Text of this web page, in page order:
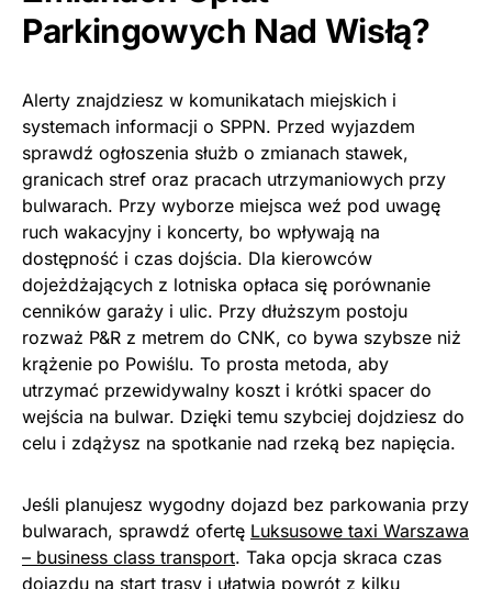
Parkingowych Nad Wisłą?
Alerty znajdziesz w komunikatach miejskich i
systemach informacji o SPPN. Przed wyjazdem
sprawdź ogłoszenia służb o zmianach stawek,
granicach stref oraz pracach utrzymaniowych przy
bulwarach. Przy wyborze miejsca weź pod uwagę
ruch wakacyjny i koncerty, bo wpływają na
dostępność i czas dojścia. Dla kierowców
dojeżdżających z lotniska opłaca się porównanie
cenników garaży i ulic. Przy dłuższym postoju
rozważ P&R z metrem do CNK, co bywa szybsze niż
krążenie po Powiślu. To prosta metoda, aby
utrzymać przewidywalny koszt i krótki spacer do
wejścia na bulwar. Dzięki temu szybciej dojdziesz do
celu i zdążysz na spotkanie nad rzeką bez napięcia.
Jeśli planujesz wygodny dojazd bez parkowania przy
bulwarach, sprawdź ofertę Luksusowe taxi Warszawa
– business class transport. Taka opcja skraca czas
dojazdu na start trasy i ułatwia powrót z kilku